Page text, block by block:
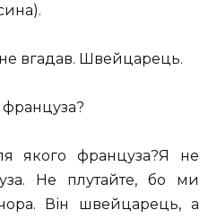
не вгадав. Швейцарець.
француза?
якого француза?Я не
Не плутайте, бо ми
Він швейцарець, а